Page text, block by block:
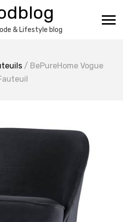
& Lifestyle blog
/ BePureHome Vogue